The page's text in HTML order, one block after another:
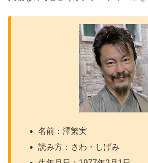
名前：澤繁実
読み方：さわ・しげみ